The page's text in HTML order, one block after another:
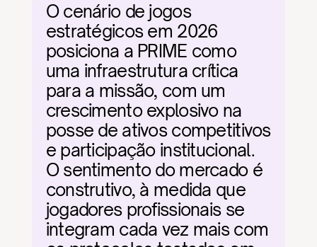
O cenário de jogos
estratégicos em 2026
posiciona a PRIME como
uma infraestrutura crítica
para a missão, com um
crescimento explosivo na
posse de ativos competitivos
e participação institucional.
O sentimento do mercado é
construtivo, à medida que
jogadores profissionais se
integram cada vez mais com